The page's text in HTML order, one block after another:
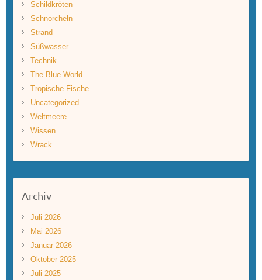
Schildkröten
Schnorcheln
Strand
Süßwasser
Technik
The Blue World
Tropische Fische
Uncategorized
Weltmeere
Wissen
Wrack
Archiv
Juli 2026
Mai 2026
Januar 2026
Oktober 2025
Juli 2025